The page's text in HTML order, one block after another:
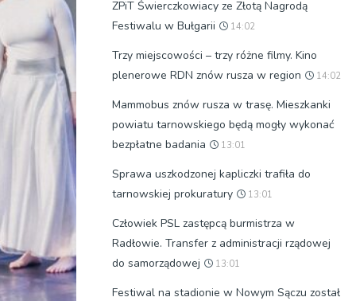
ZPiT Świerczkowiacy ze Złotą Nagrodą
Festiwalu w Bułgarii
14:02
Trzy miejscowości – trzy różne filmy. Kino
plenerowe RDN znów rusza w region
14:02
Mammobus znów rusza w trasę. Mieszkanki
powiatu tarnowskiego będą mogły wykonać
bezpłatne badania
13:01
Sprawa uszkodzonej kapliczki trafiła do
tarnowskiej prokuratury
13:01
Człowiek PSL zastępcą burmistrza w
Radłowie. Transfer z administracji rządowej
do samorządowej
13:01
Festiwal na stadionie w Nowym Sączu został